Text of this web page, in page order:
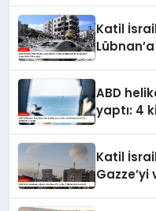
Katil
ABD
yaptı: 4
Katil
Gazze’yi